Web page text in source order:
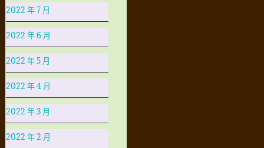
2022 年 7 月
2022 年 6 月
2022 年 5 月
2022 年 4 月
2022 年 3 月
2022 年 2 月